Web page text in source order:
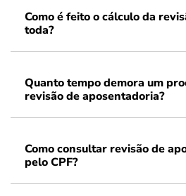
Como é feito o cálculo da
toda?
Quanto tempo demora um
revisão de aposentadoria?
Como consultar revisão de
pelo CPF?